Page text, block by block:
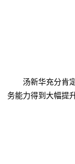
汤新华充分肯
务能力得到大幅提